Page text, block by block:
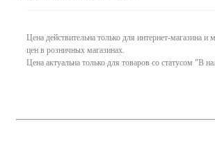
Цена действительна только для интернет-магазина и
цен в розничных магазинах.
Цена актуальна только для товаров со статусом "В